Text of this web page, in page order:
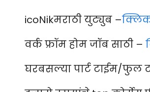
icoNikमराठी युट्युब –
वर्क फ्रॉम होम जॉब साठी –
घरबसल्या पार्ट टाईम/फुल